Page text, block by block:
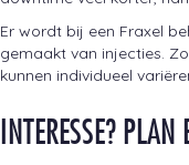
Er wordt bij een Fraxel
gemaakt van injecties.
kunnen individueel
INTERESSE?